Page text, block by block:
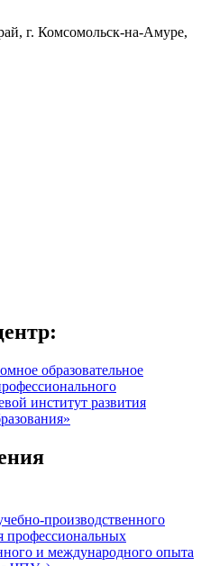
г. Комсомольск-на-Амуре,
образовательное
институт развития
производственного
профессиональных
и международного опыта